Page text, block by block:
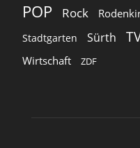
POP Rock
Stadtgarten Sürth
Wirtschaft ZDF